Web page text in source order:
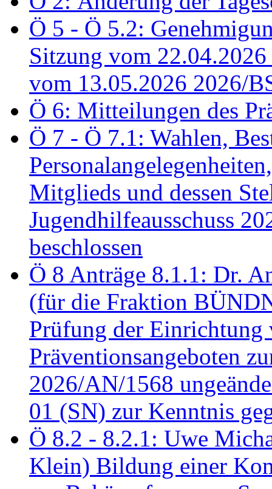
Ö 5 - Ö 5.2:
Sitzung vom
vom 13.05.2026 2026/
Ö 6: Mitteilungen des
Ö 7 - Ö 7.1: Wahlen,
Mitglieds und dessen
Jugendhilfeausschuss
beschlossen
Ö 8 Anträge 8.1.1: Dr.
(für die Fraktion
Prüfung der Einrichtung
Präventionsangeboten
2026/AN/1568
01 (SN) zur Kenntnis
Ö 8.2 - 8.2.1: Uwe
Klein) Bildung einer